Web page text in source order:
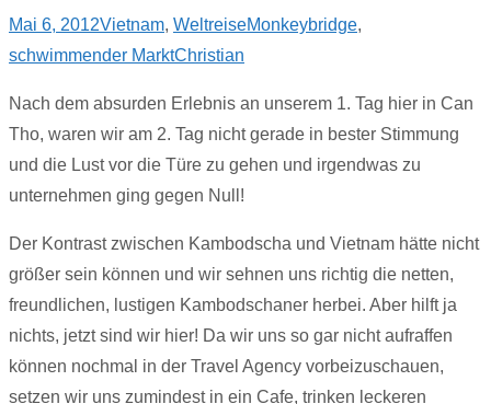
Mai 6, 2012Vietnam, WeltreiseMonkeybridge,
schwimmender MarktChristian
Nach dem absurden Erlebnis an unserem 1. Tag hier in Can
Tho, waren wir am 2. Tag nicht gerade in bester Stimmung
und die Lust vor die Türe zu gehen und irgendwas zu
unternehmen ging gegen Null!
Der Kontrast zwischen Kambodscha und Vietnam hätte nicht
größer sein können und wir sehnen uns richtig die netten,
freundlichen, lustigen Kambodschaner herbei. Aber hilft ja
nichts, jetzt sind wir hier! Da wir uns so gar nicht aufraffen
können nochmal in der Travel Agency vorbeizuschauen,
setzen wir uns zumindest in ein Cafe, trinken leckeren